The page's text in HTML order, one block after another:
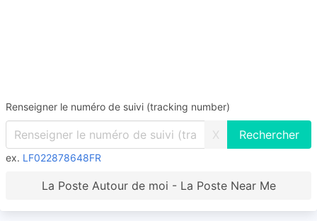
Renseigner le numéro de suivi (tracking number)
X
ex. LF022878648FR
La Poste Autour de moi - La Poste Near Me